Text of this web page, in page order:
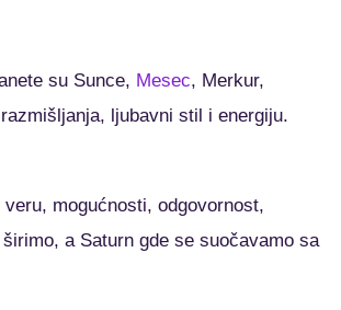
su Sunce, Mesec, Merkur,
ljubavni stil i energiju.
mogućnosti, odgovornost,
a Saturn gde se suočavamo sa